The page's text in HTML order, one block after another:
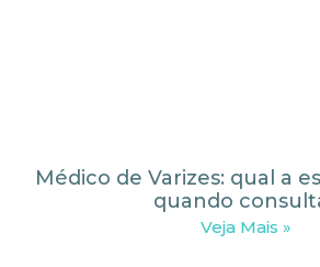
Médico de Varizes: qual a
quando
Veja Mais »